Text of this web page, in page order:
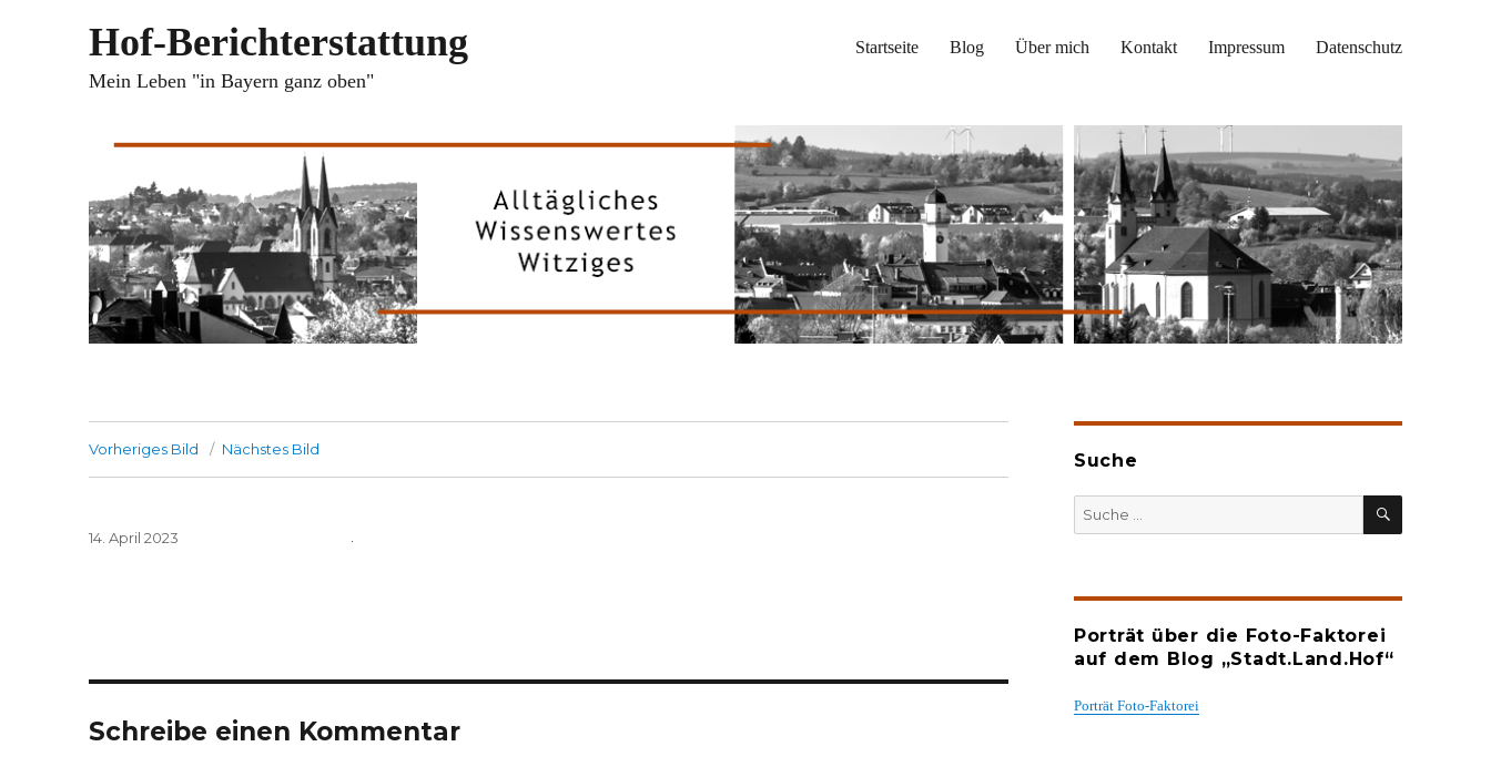
Hof-Berichterstattung
Mein Leben "in Bayern ganz oben"
Startseite Blog Über mich Kontakt Impressum Datenschutz
Vorheriges Bild Nächstes Bild
Veröffentlicht
14. April 2023
Schreibe einen Kommentar
Suche
SUCHEN
Porträt über die Foto-Faktorei
auf dem Blog „Stadt.Land.Hof“
Porträt Foto-Faktorei